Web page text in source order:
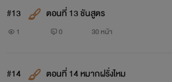
#13 ตอนที่ 13 ชันสูตร
1 0 30 หน้า
#14 ตอนที่ 14 หมากฝรั่งไหม